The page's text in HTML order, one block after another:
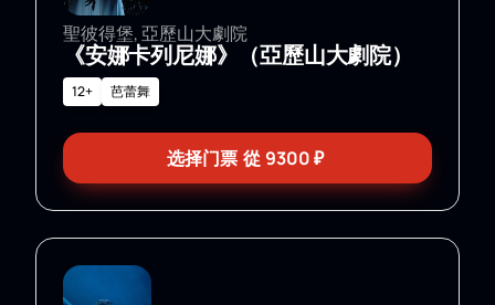
聖彼得堡, 亞歷山大劇院
《安娜卡列尼娜》（亞歷山大劇院）
12+ 芭蕾舞
选择门票 從 9300₽